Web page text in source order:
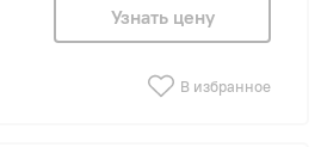
Узнать цену
В избранное